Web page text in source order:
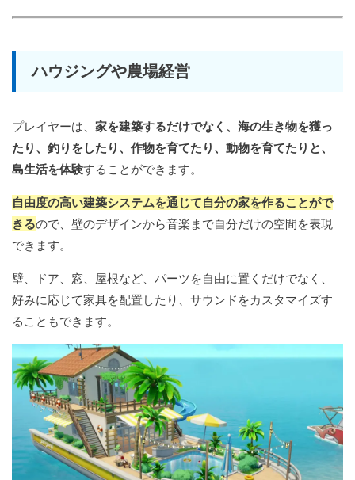
ハウジングや農場経営
プレイヤーは、 家を建築するだけでなく、海の生き物を獲っ
たり、釣りをしたり、作物を育てたり、動物を育てたりと、
島生活を体験することができます。
自由度の高い建築システムを通じて自分の家を作ることがで
きるので、壁のデザインから音楽まで自分だけの空間を表現
できます。
壁、ドア、窓、屋根など、パーツを自由に置くだけでなく、
好みに応じて家具を配置したり、サウンドをカスタマイズす
ることもできます。